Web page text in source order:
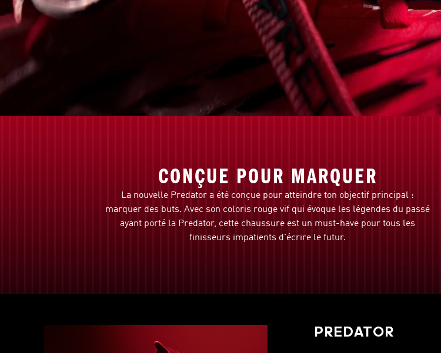
CONÇUE POUR MARQUER
La nouvelle Predator a été conçue pour atteindre ton objectif principal :
marquer des buts. Avec son coloris rouge vif qui évoque les légendes du passé
ayant porté la Predator, cette chaussure est un must-have pour tous les
finisseurs impatients d'écrire le futur.
PREDATOR